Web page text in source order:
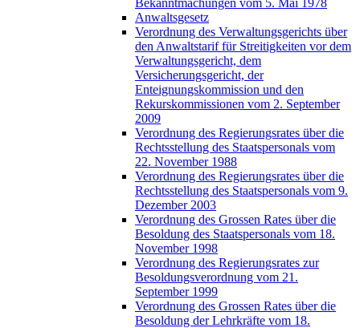
Bekanntmachungen vom 5. Mai 1978
Anwaltsgesetz
Verordnung des Verwaltungsgerichts über
den Anwaltstarif für Streitigkeiten vor dem
Verwaltungsgericht, dem
Versicherungsgericht, der
Enteignungskommission und den
Rekurskommissionen vom 2. September
2009
Verordnung des Regierungsrates über die
Rechtsstellung des Staatspersonals vom
22. November 1988
Verordnung des Regierungsrates über die
Rechtsstellung des Staatspersonals vom 9.
Dezember 2003
Verordnung des Grossen Rates über die
Besoldung des Staatspersonals vom 18.
November 1998
Verordnung des Regierungsrates zur
Besoldungsverordnung vom 21.
September 1999
Verordnung des Grossen Rates über die
Besoldung der Lehrkräfte vom 18.